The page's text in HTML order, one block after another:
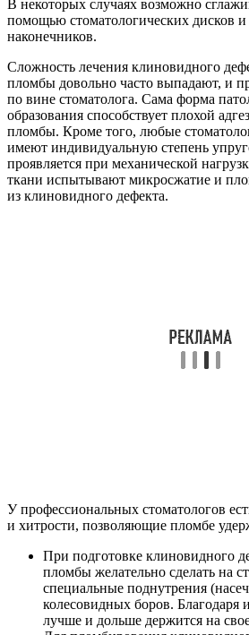
В некоторых случаях возможно
помощью стоматологических дисков
наконечников.
Сложность лечения клиновидного
пломбы довольно часто выпадают, и
по вине стоматолога. Сама форма
образования способствует плохой
пломбы. Кроме того, любые
имеют индивидуальную степень
проявляется при механической
ткани испытывают микросжатие и
из клиновидного дефекта.
У профессиональных стоматологов
и хитрости, позволяющие пломбе
При подготовке клиновидного
пломбы желательно сделать на
специальные поднутрения
колесовидных боров. Благодаря
лучше и дольше держится на